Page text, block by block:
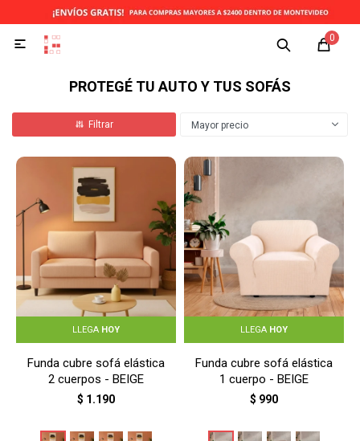
0

PROTEGÉ TU AUTO Y TUS SOFÁS
Mayor precio
LLEGA HOY
Funda cubre sofá elástica
2 cuerpos - BEIGE
$ 1.190
LLEGA HOY
Funda cubre sofá elástica
1 cuerpo - BEIGE
$ 990